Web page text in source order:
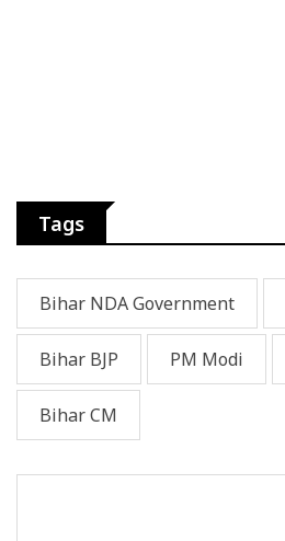
Tags
Bihar NDA Government
Bihar BJP PM Modi
Bihar CM